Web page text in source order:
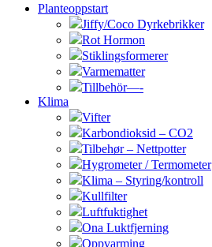
Planteoppstart
Jiffy/Coco Dyrkebrikker
Rot Hormon
Stiklingsformerer
Varmematter
Tillbehör—-
Klima
Vifter
Karbondioksid – CO2
Tilbehør – Nettpotter
Hygrometer / Termometer
Klima – Styring/kontroll
Kullfilter
Luftfuktighet
Ona Luktfjerning
Oppvarming